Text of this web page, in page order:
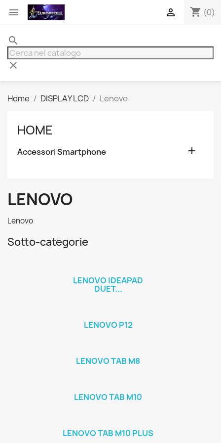
 shopping_cart (0)

search
clear
Home DISPLAY LCD Lenovo
HOME
Accessori Smartphone 
LENOVO
Lenovo
Sotto-categorie
LENOVO IDEAPAD
DUET...
LENOVO P12
LENOVO TAB M8
LENOVO TAB M10
LENOVO TAB M10 PLUS